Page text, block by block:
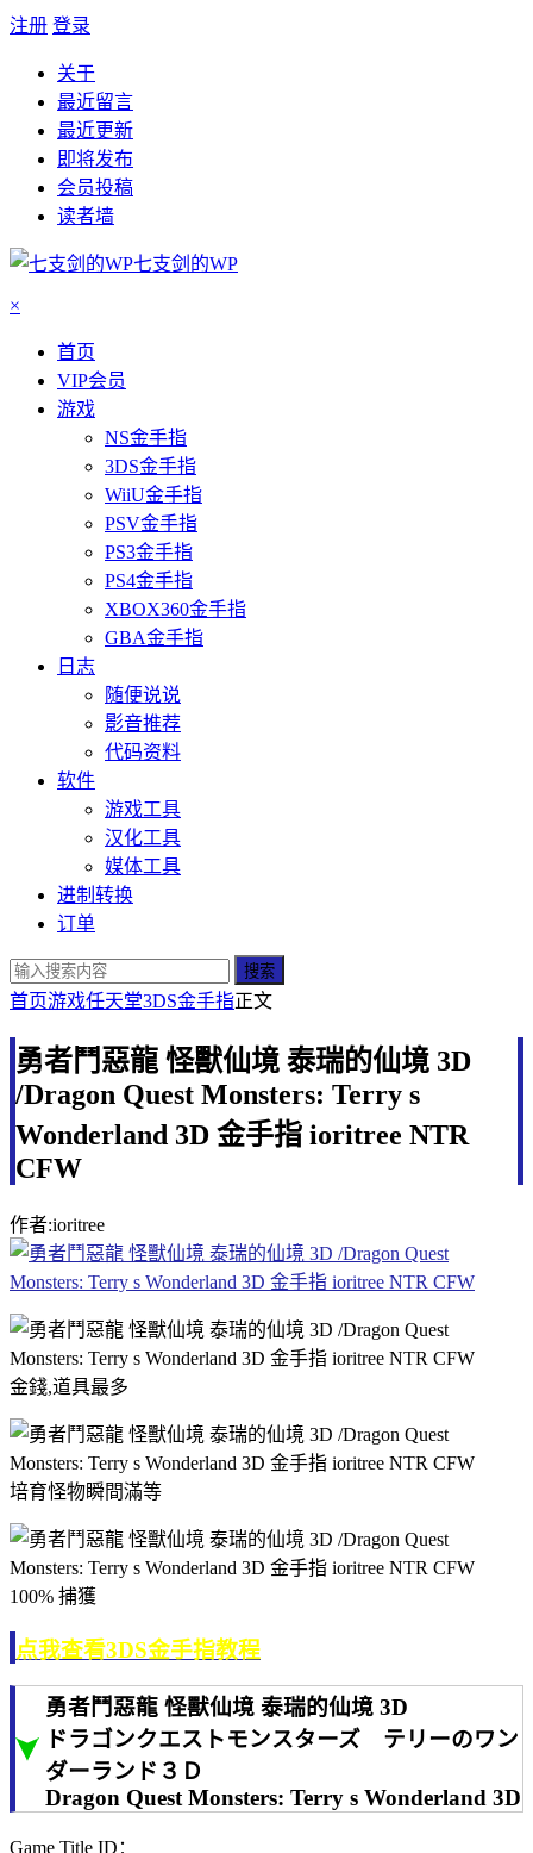
注册 登录
关于
最近留言
最近更新
即将发布
会员投稿
读者墙
七支剑的WP
×
首页
VIP会员
游戏
NS金手指
3DS金手指
WiiU金手指
PSV金手指
PS3金手指
PS4金手指
XBOX360金手指
GBA金手指
日志
随便说说
影音推荐
代码资料
软件
游戏工具
汉化工具
媒体工具
进制转换
订单
搜索
首页游戏任天堂3DS金手指正文
勇者鬥惡龍 怪獸仙境 泰瑞的仙境 3D
/Dragon Quest Monsters: Terry s
Wonderland 3D 金手指 ioritree NTR
CFW
作者:ioritree
金錢,道具最多
培育怪物瞬間滿等
100% 捕獲
点我查看3DS金手指教程
勇者鬥惡龍 怪獸仙境 泰瑞的仙境 3D
ドラゴンクエストモンスターズ テリーのワン
ダーランド３Ｄ
Dragon Quest Monsters: Terry s Wonderland 3D
Game Title ID：